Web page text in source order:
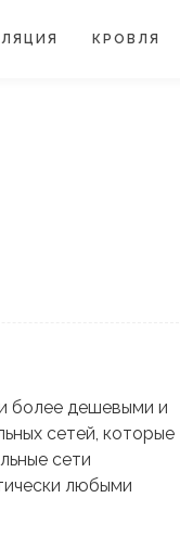
КРОВЛЯ
более дешевыми и
сетей, которые
сети
любыми